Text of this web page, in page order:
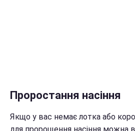
Проростання насіння
Якщо у вас немає лотка або